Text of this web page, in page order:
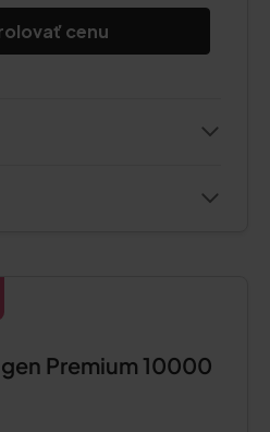
cenu
Premium 10000